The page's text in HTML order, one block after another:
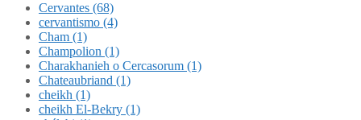
Cervantes (68)
cervantismo (4)
Cham (1)
Champolion (1)
Charakhanieh o Cercasorum (1)
Chateaubriand (1)
cheikh (1)
cheikh El-Bekry (1)